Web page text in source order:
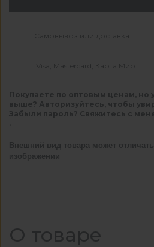
Самовывоз или доставка
Visa, Mastercard, Карта Мир
Покупаете по оптовым ценам, но
выше? Авторизуйтесь, чтобы
Забыли пароль? Свяжитесь с
Внешний вид товара может
изображении
О товаре